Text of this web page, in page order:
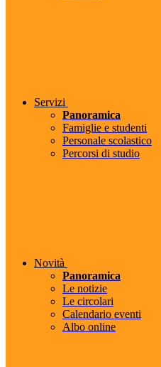
Servizi
Panoramica
Famiglie e studenti
Personale scolastico
Percorsi di studio
Novità
Panoramica
Le notizie
Le circolari
Calendario eventi
Albo online